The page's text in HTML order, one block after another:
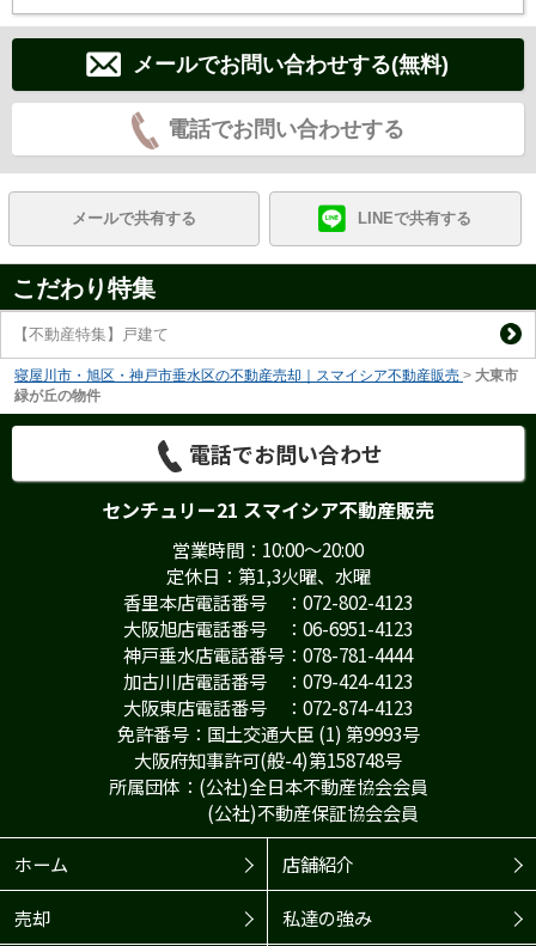
メールでお問い合わせする(無料)
電話でお問い合わせする
メールで共有する LINEで共有する
こだわり特集
【不動産特集】戸建て
寝屋川市・旭区・神戸市垂水区の不動産売却｜スマイシア不動産販売 > 大東市
緑が丘の物件
電話でお問い合わせ
センチュリー21 スマイシア不動産販売
営業時間：10:00～20:00
定休日：第1,3火曜、水曜
香里本店電話番号 ：072-802-4123
大阪旭店電話番号 ：06-6951-4123
神戸垂水店電話番号：078-781-4444
加古川店電話番号 ：079-424-4123
大阪東店電話番号 ：072-874-4123
免許番号：国土交通大臣 (1) 第9993号
大阪府知事許可(般-4)第158748号
所属団体：(公社)全日本不動産協会会員
(公社)不動産保証協会会員
ホーム
店舗紹介
売却 私達の強み